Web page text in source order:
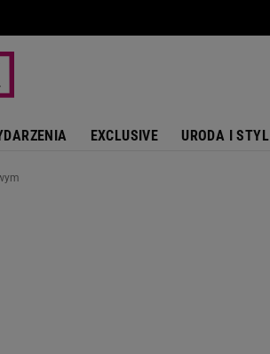
EXCLUSIVE URODA I STYL